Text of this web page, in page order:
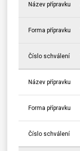
Název přípravku
Forma přípravku
Číslo schválení
Název přípravku
Forma přípravku
Číslo schválení